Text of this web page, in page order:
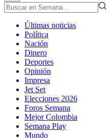
Últimas noticias
Política
Nación
Dinero
Deportes
Opinión
Impresa
Jet Set
Elecciones 2026
Foros Semana
Mejor Colombia
Semana Play
Mundo